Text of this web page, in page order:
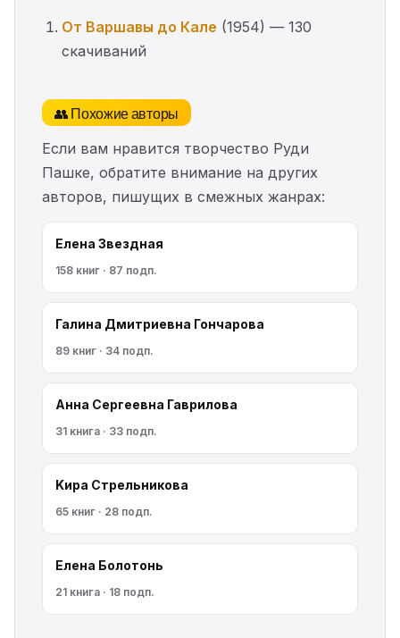
От Варшавы до Кале (1954) — 130
скачиваний
👥 Похожие авторы
Если вам нравится творчество Руди
Пашке, обратите внимание на других
авторов, пишущих в смежных жанрах:
Елена Звездная
158 книг · 87 подп.
Галина Дмитриевна Гончарова
89 книг · 34 подп.
Анна Сергеевна Гаврилова
31 книга · 33 подп.
Kирa Cтрeльникoва
65 книг · 28 подп.
Елена Болотонь
21 книга · 18 подп.